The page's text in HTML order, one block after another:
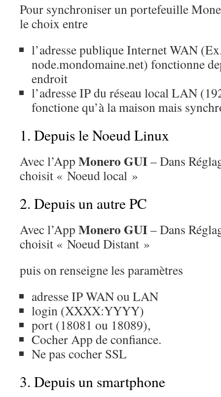
Pour synchroniser un portefeuille
le choix entre
l’adresse publique Internet WAN
node.mondomaine.net) fonctionne
endroit
l’adresse IP du réseau local LAN
fonctione qu’à la maison mais
1. Depuis le Noeud Linux
Avec l’App Monero GUI– Dans
choisit « Noeud local »
2. Depuis un autre PC
Avec l’App Monero GUI– Dans
choisit « Noeud Distant »
puis on renseigne les paramètres
adresse IP WAN ou LAN
login (XXXX:YYYY)
port (18081 ou 18089),
Cocher App de confiance.
Ne pas cocher SSL
3. Depuis un smartphone